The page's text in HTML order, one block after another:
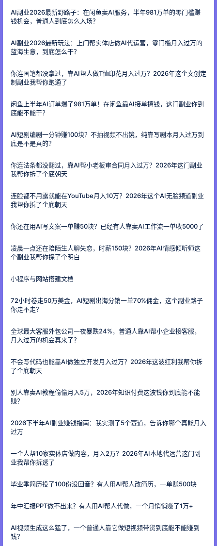
AI副业2026最新野路子：在闲鱼卖AI服务，半年981万单的零门槛赚
钱机会，普通人到底怎么入场？
AI副业2026最新玩法：上门帮实体店做AI代运营，零门槛月入过万的
蓝海生意，到底怎么干？
你连画笔都没拿过，靠AI帮人做T恤印花月入过万？2026年这个文创定
制副业我帮你跑通了
闲鱼上半年AI订单爆了981万单！在闲鱼靠AI接单搞钱，这门副业你到
底能不能干？
AI短剧编剧一分钟赚100块？不拍视频不出镜，纯靠写剧本月入过万到
底是不是真的？
你连法条都没翻过，靠AI帮小老板审合同月入过万？2026年这门副业
我帮你拆了个底朝天
连脸都不用露就能在YouTube月入10万？2026年这个AI无脸频道副业
我帮你拆了个底朝天
你还在用AI写文案一单赚50块？已经有人靠卖AI工作流一单收5000了
凌晨一点还在陪陌生人聊失恋，时薪150块？2026年AI情感倾听师这
个副业我帮你探了个明白
小程序与网站搭建文档
72小时卷走50万美金，AI短剧出海分销一单70%佣金，这个副业路子
你走不走？
全球最大客服外包公司一夜暴跌24%，普通人靠AI帮小企业接客服，
月入过万的机会真来了？
不会写代码也能靠AI做独立开发月入过万？2026年这波红利我帮你拆
了个底朝天
别人靠卖AI教程偷偷月入5万，2026年知识付费这波钱你到底能不能
赚？
2026下半年AI副业赚钱指南：我实测了5个赛道，告诉你哪个真能月入
过万
一个人帮10家实体店做内容，月入2万？2026年AI本地代运营这门副
业我帮你拆透了
毕业季简历投了100份没回音？有人用AI帮人改简历，一单赚500块
年中汇报PPT做不出来？有人用AI帮人代做，一个月悄悄赚了1万+
AI视频生成这么猛了，一个普通人靠它做短视频带货到底能不能赚到
钱？